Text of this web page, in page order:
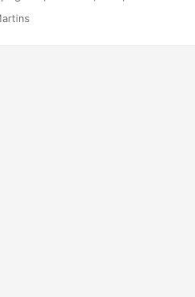
pelo modelo e exfiltração na